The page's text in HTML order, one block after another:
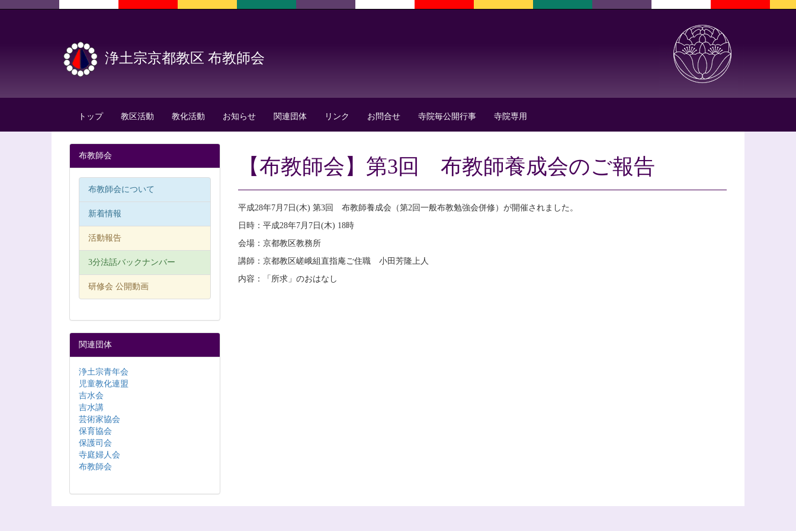
浄土宗京都教区 布教師会
トップ 教区活動 教化活動 お知らせ 関連団体 リンク お問合せ 寺院毎公開行事 寺院専用
【布教師会】第3回 布教師養成会のご報告
平成28年7月7日(木) 第3回 布教師養成会（第2回一般布教勉強会併修）が開催されました。
日時：平成28年7月7日(木) 18時
会場：京都教区教務所
講師：京都教区嵯峨組直指庵ご住職 小田芳隆上人
内容：「所求」のおはなし
布教師会
布教師会について
新着情報
活動報告
3分法話バックナンバー
研修会 公開動画
関連団体
浄土宗青年会
児童教化連盟
吉水会
吉水講
芸術家協会
保育協会
保護司会
寺庭婦人会
布教師会